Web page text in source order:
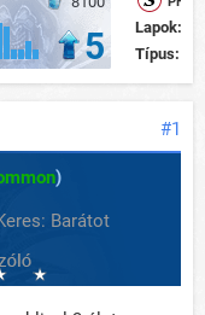
5 Lapok:
Típus:
#1
)
Barátot